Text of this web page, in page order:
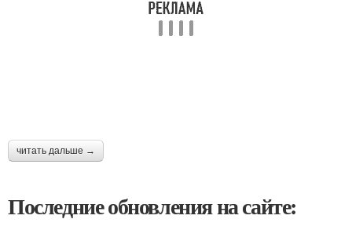
читать дальше →
Последние обновления на сайте: